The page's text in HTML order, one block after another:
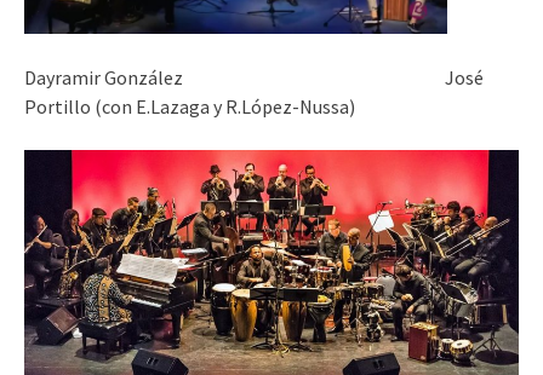
Dayramir González José
Portillo (con E.Lazaga y R.López-Nussa)